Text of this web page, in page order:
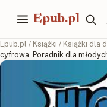
Epub.pl
Epub.pl / Książki / Książki dla
cyfrowa. Poradnik dla